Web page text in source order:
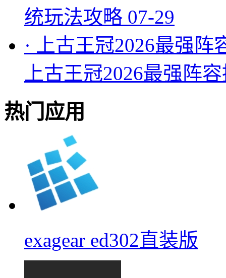
统玩法攻略 07-29
·
上古王冠2026最强
上古王冠2026最强阵
热门应用
exagear ed302直装版